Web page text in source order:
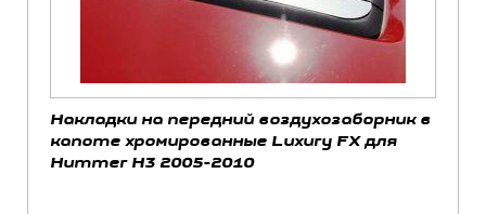
Накладки на передний воздухозаборник в
капоте хромированные Luxury FX для
Hummer H3 2005-2010